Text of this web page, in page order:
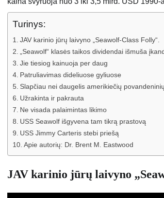
Turinys:
JAV karinio jūrų laivyno „Seawolf-Class Folly“.
„Seawolf“ klasės taikos dividendai išmuša
Jie tiesiog kainuoja per daug
Patruliavimas dideliuose gyliuose
Slapčiau nei daugelis amerikiečių
Užrakinta ir pakrauta
Ne visada palaimintas likimo
USS Seawolf išgyvena tam tikrą prastovą
USS Jimmy Carteris stebi priešą
Apie autorių: Dr. Brent M. Eastwood
JAV karinio jūrų laivyno